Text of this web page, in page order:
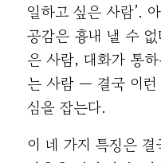
일하고 싶은 사람’.
공감은 흉내 낼 수
은 사람, 대화가 통
는 사람 — 결국 이런
심을 잡는다.
이 네 가지 특징은